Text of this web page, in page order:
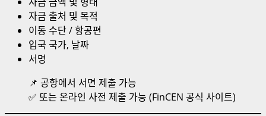
자금 출처 및 목적
이동 수단 / 항공편
입국 국가, 날짜
서명
📌 공항에서 서면 제출 가능
✅ 또는 온라인 사전 제출 가능 (FinCEN 공식 사이트)